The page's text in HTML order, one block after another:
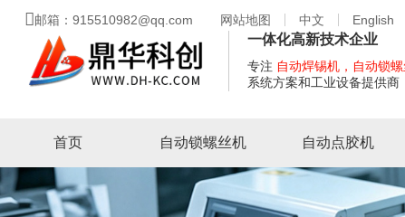
邮箱：915510982@qq.com 网站地图 中文 English
一体化高新技术企业
专注 自动焊锡机，自动锁
系统方案和工业设备提供商
首页 自动锁螺丝机 自动点胶机